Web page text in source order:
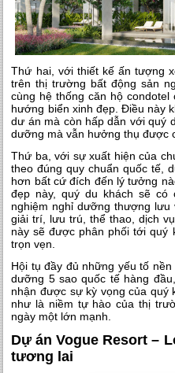
Thứ hai, với thiết kế ấn tượng
trên thị trường bất động sản
cùng hệ thống căn hộ
hướng biển xinh đẹp. Điều này
dư án mà còn hấp dẫn với quý
dưỡng mà vẫn hưởng thụ được
Thứ ba, với sự xuất hiện của
theo đúng quy chuẩn quốc tế,
hơn bất cứ đích đến lý tưởng
đẹp này, quý du khách sẽ
nghiệm nghỉ dưỡng thượng lưu
giải trí, lưu trú, thể thao, dịch
này sẽ được phân phối tới quý
trọn vẹn.
Hội tụ đầy đủ những yếu tố
dưỡng 5 sao quốc tế hàng
nhận được sự kỳ vọng của quý
như là niềm tự hào của thị
ngày một lớn mạnh.
Dự án Vogue Resort –
tương lai